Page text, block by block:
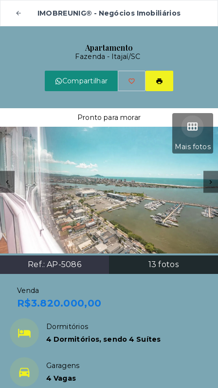
IMOBREUNIG® - Negócios Imobiliários
Apartamento
Fazenda - Itajaí/SC
Compartilhar
Mais fotos
Ref.: AP-5086 13 fotos
Pronto para morar
Venda
R$3.820.000,00
Dormitórios
4 Dormitórios, sendo 4 Suítes
Garagens
4 Vagas